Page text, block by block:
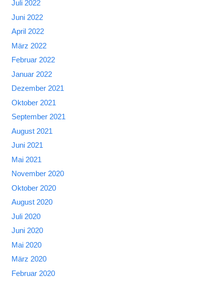
Juli 2022
Juni 2022
April 2022
März 2022
Februar 2022
Januar 2022
Dezember 2021
Oktober 2021
September 2021
August 2021
Juni 2021
Mai 2021
November 2020
Oktober 2020
August 2020
Juli 2020
Juni 2020
Mai 2020
März 2020
Februar 2020